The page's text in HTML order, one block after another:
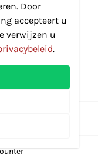
Door
accepteert u
verwijzen u
.